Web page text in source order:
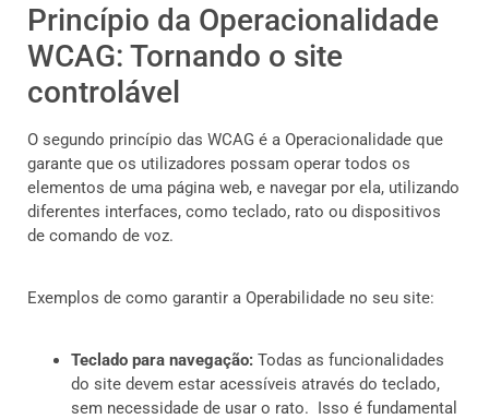
Princípio da Operacionalidade
WCAG: Tornando o site
controlável
O segundo princípio das WCAG é a Operacionalidade que
garante que os utilizadores possam operar todos os
elementos de uma página web, e navegar por ela, utilizando
diferentes interfaces, como teclado, rato ou dispositivos
de comando de voz.
Exemplos de como garantir a Operabilidade no seu site:
Teclado para navegação: Todas as funcionalidades
do site devem estar acessíveis através do teclado,
sem necessidade de usar o rato. Isso é fundamental